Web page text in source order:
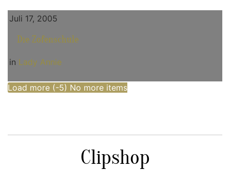
Juli 17, 2005
Die Zofenschule
in Lady Annie
Load more (-5) No more items
Clipshop